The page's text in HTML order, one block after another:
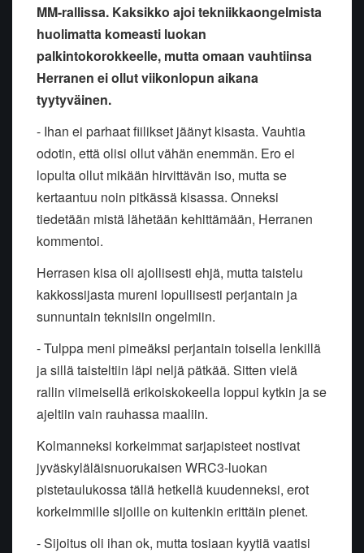
MM-rallissa. Kaksikko ajoi tekniikkaongelmista
huolimatta komeasti luokan
palkintokorokkeelle, mutta omaan vauhtiinsa
Herranen ei ollut viikonlopun aikana
tyytyväinen.
- Ihan ei parhaat fiilikset jäänyt kisasta. Vauhtia
odotin, että olisi ollut vähän enemmän. Ero ei
lopulta ollut mikään hirvittävän iso, mutta se
kertaantuu noin pitkässä kisassa. Onneksi
tiedetään mistä lähetään kehittämään, Herranen
kommentoi.
Herrasen kisa oli ajollisesti ehjä, mutta taistelu
kakkossijasta mureni lopullisesti perjantain ja
sunnuntain teknisiin ongelmiin.
- Tulppa meni pimeäksi perjantain toisella lenkillä
ja sillä taisteltiin läpi neljä pätkää. Sitten vielä
rallin viimeisellä erikoiskokeella loppui kytkin ja se
ajeltiin vain rauhassa maaliin.
Kolmanneksi korkeimmat sarjapisteet nostivat
jyväskyläläisnuorukaisen WRC3-luokan
pistetaulukossa tällä hetkellä kuudenneksi, erot
korkeimmille sijoille on kuitenkin erittäin pienet.
- Sijoitus oli ihan ok, mutta tosiaan kyytiä vaatisi